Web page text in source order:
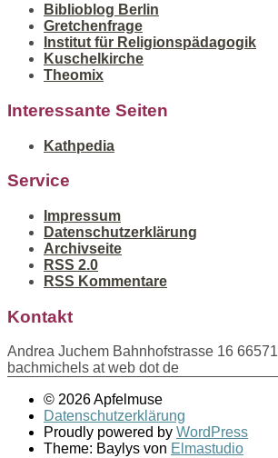
Biblioblog Berlin
Gretchenfrage
Institut für Religionspädagogik
Kuschelkirche
Theomix
Interessante Seiten
Kathpedia
Service
Impressum
Datenschutzerklärung
Archivseite
RSS 2.0
RSS Kommentare
Kontakt
Andrea Juchem Bahnhofstrasse 16
bachmichels at web dot de
© 2026 Apfelmuse
Datenschutzerklärung
Proudly powered by WordPress
Theme: Baylys von Elmastudio